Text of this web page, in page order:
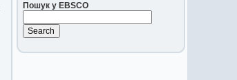
Пошук у EBSCO